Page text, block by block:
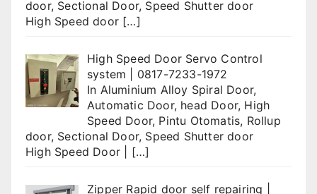
door, Sectional Door, Speed Shutter door
High Speed door […]
High Speed Door Servo Control
system | 0817-7233-1972
In Aluminium Alloy Spiral Door,
Automatic Door, head Door, High
Speed Door, Pintu Otomatis, Rollup
door, Sectional Door, Speed Shutter door
High Speed Door | […]
Zipper Rapid door self repairing |